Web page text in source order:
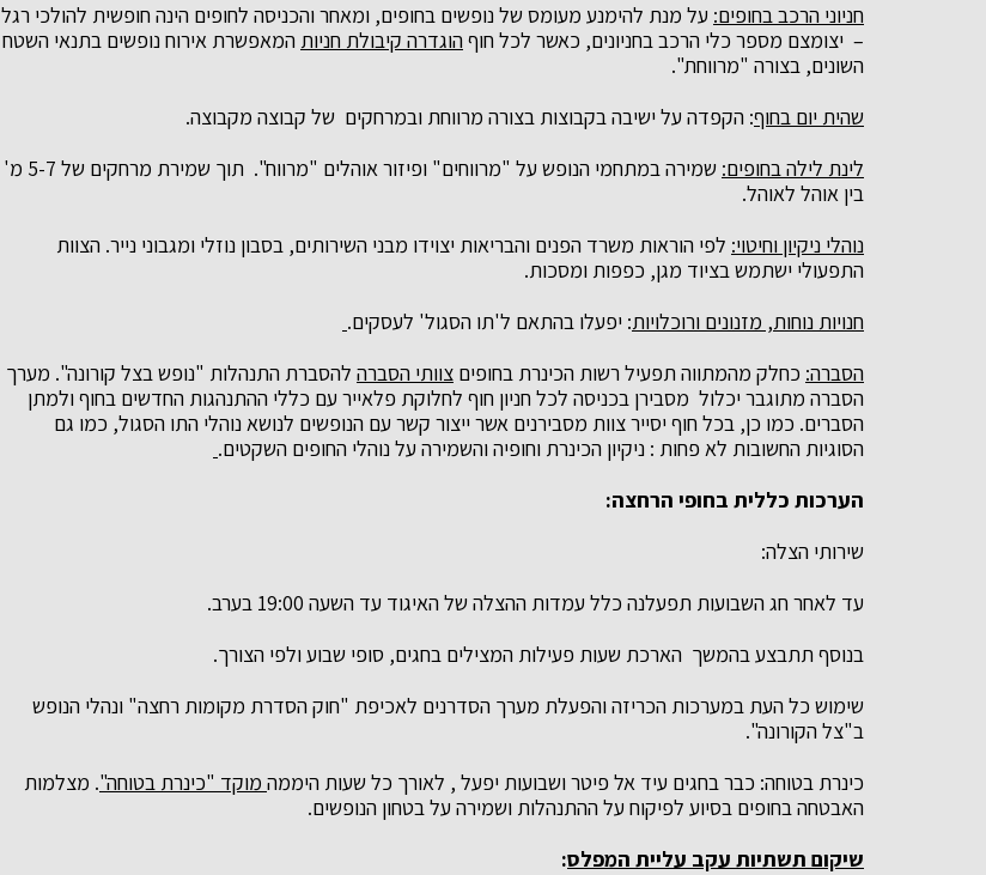
חניוני הרכב בחופים: על מנת להימנע מעומס של נופשים בחופים, ומאחר והכניסה לחופים הינה חופשית להולכי רגל
– יצומצם מספר כלי הרכב בחניונים, כאשר לכל חוףהוגדרה קיבולת חניות המאפשרת אירוח נופשים בתנאי השטח
השונים, בצורה "מרווחת".
שהית יום בחוף: הקפדה על ישיבה בקבוצות בצורה מרווחת ובמרחקים של קבוצה מקבוצה.
לינת לילה בחופים:
שמירה במתחמי הנופש על "מרווחים" ופיזור אוהלים "מרווח". תוך שמירת מרחקים של 5-7 מ'
בין אוהל לאוהל.
נוהלי ניקיון וחיטוי: לפי הוראות משרד הפנים והבריאות יצוידו מבני השירותים, בסבון נוזלי ומגבוני נייר. הצוות
התפעולי ישתמש בציוד מגן, כפפות ומסכות.
חנויות נוחות, מזנונים ורוכלויות: יפעלו בהתאם ל'תו הסגול' לעסקים.
הסברה: כחלק מהמתווה תפעיל רשות הכינרת בחופים צוותי הסברה להסברת התנהלות "נופש בצל קורונה". מערך
הסברה מתוגבר יכלול מסבירן בכניסה לכל חניון חוף לחלוקת פלאייר עם כללי ההתנהגות החדשים בחוף ולמתן
הסברים. כמו כן, בכל חוף יסייר צוות מסבירנים אשר ייצור קשר עם הנופשים לנושא נוהלי התו הסגול, כמו גם
הסוגיות החשובות לא פחות : ניקיון הכינרת וחופיה והשמירה על נוהלי החופים השקטים.
הערכות כללית בחופי הרחצה:
שירותי הצלה:
עד לאחר חג השבועות תפעלנה כלל עמדות ההצלה של האיגוד עד השעה 19:00 בערב.
בנוסף תתבצע בהמשך הארכת שעות פעילות המצילים בחגים, סופי שבוע ולפי הצורך.
שימוש כל העת במערכות הכריזה והפעלת מערך הסדרנים לאכיפת "חוק הסדרת מקומות רחצה" ונהלי הנופש
ב"צל הקורונה".
כינרת בטוחה: כבר בחגים עיד אל פיטר ושבועות יפעל , לאורך כל שעות היממה מוקד "כינרת בטוחה". מצלמות
האבטחה בחופים בסיוע לפיקוח על ההתנהלות ושמירה על בטחון הנופשים.
שיקום תשתיות עקב עליית המפלס: